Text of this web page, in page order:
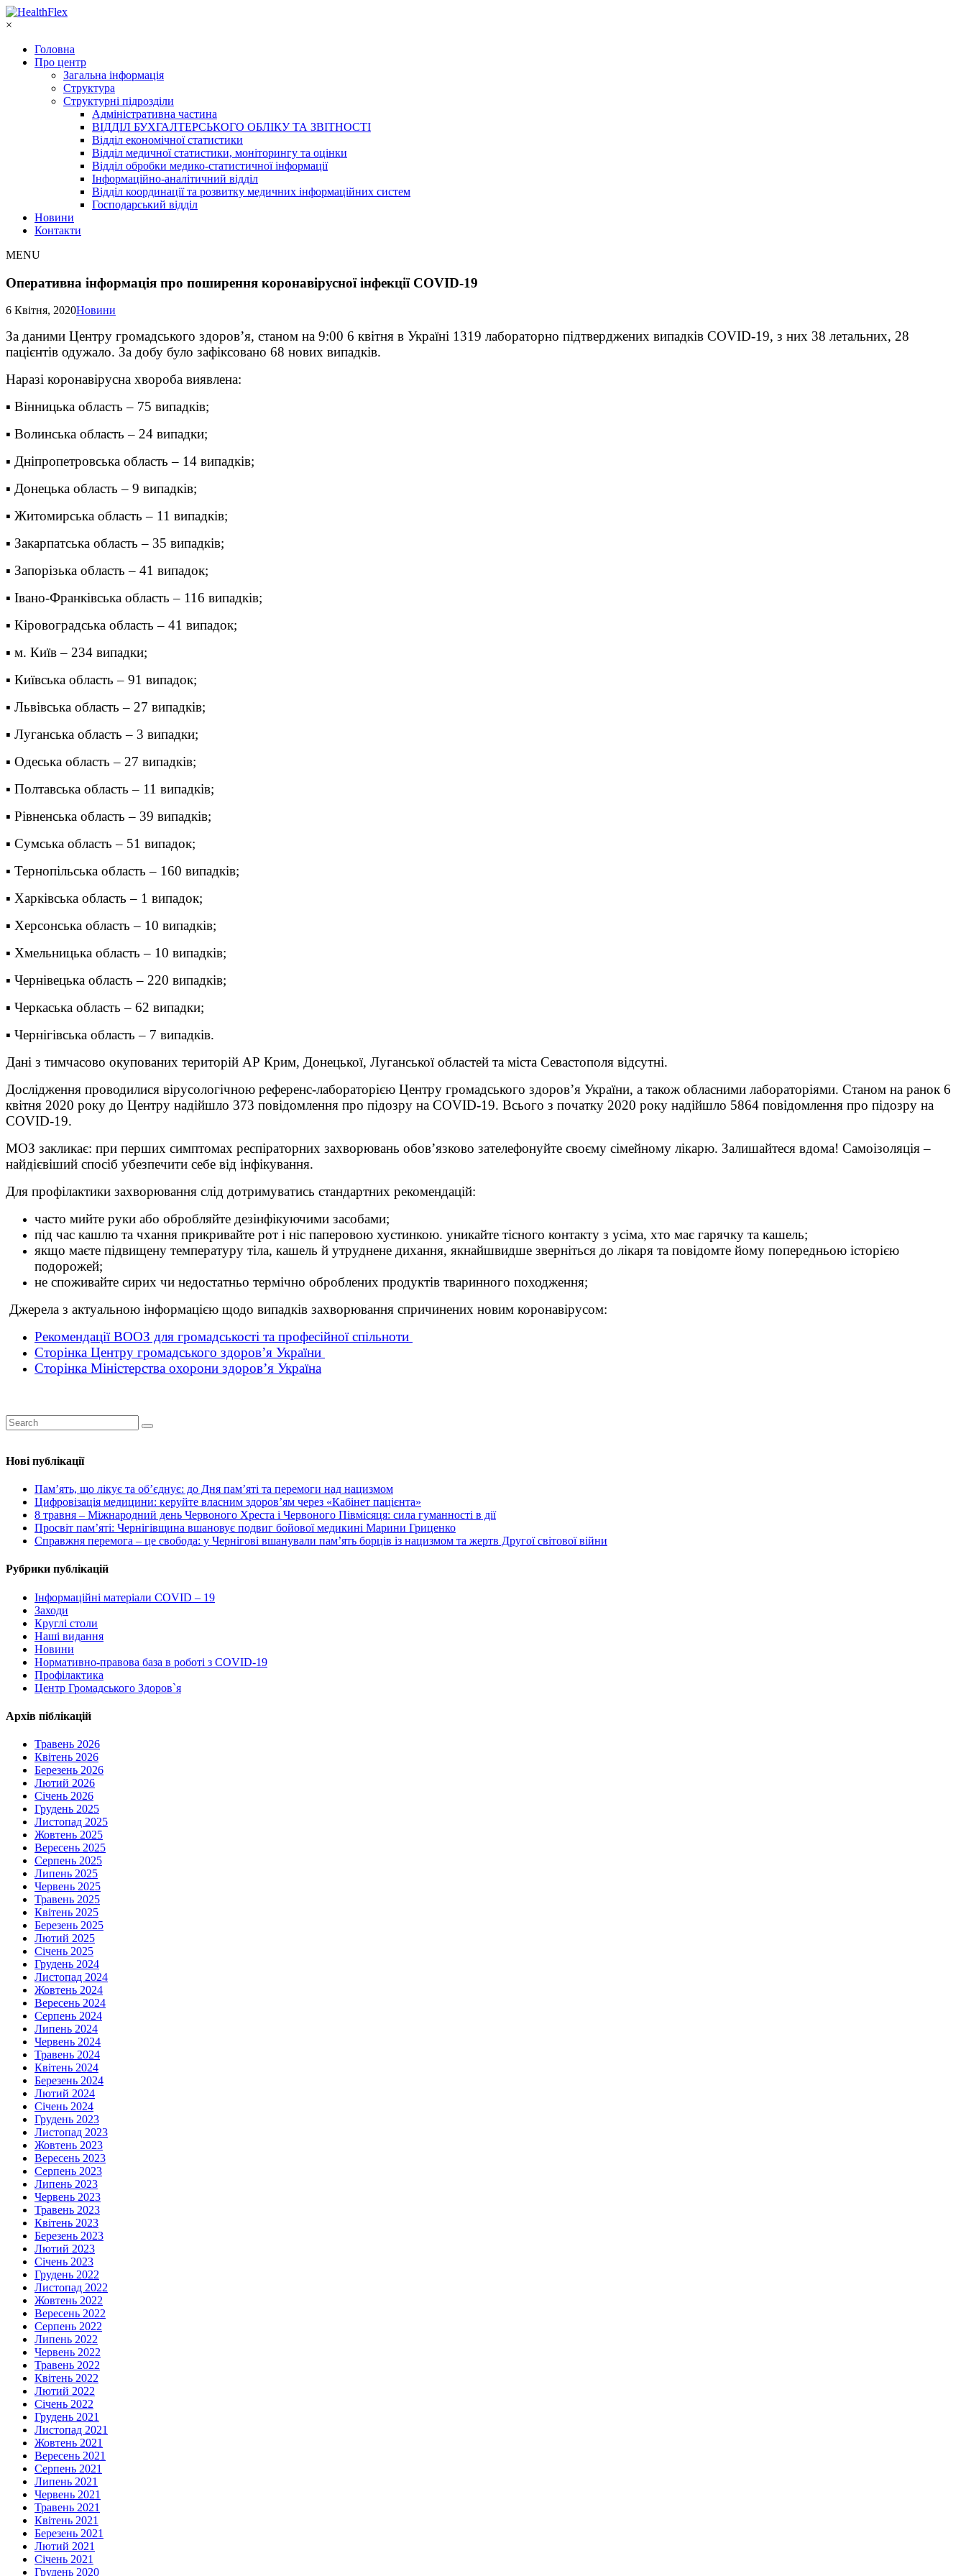
×
Головна
Про центр
Загальна інформація
Структура
Структурні підрозділи
Адміністративна частина
ВІДДІЛ БУХГАЛТЕРСЬКОГО ОБЛІКУ ТА ЗВІТНОСТІ
Відділ економічної статистики
Відділ медичної статистики, моніторингу та оцінки
Відділ обробки медико-статистичної інформації
Інформаційно-аналітичний відділ
Відділ координації та розвитку медичних інформаційних систем
Господарський відділ
Новини
Контакти
MENU
Оперативна інформація про поширення коронавірусної інфекції COVID-19
6 Квітня, 2020Новини
За даними Центру громадського здоров’я, станом на 9:00 6 квітня в Україні 1319 лабораторно підтверджених випадків COVID-19, з них 38 летальних, 28
пацієнтів одужало. За добу було зафіксовано 68 нових випадків.
Наразі коронавірусна хвороба виявлена:
▪ Вінницька область – 75 випадків;
▪ Волинська область – 24 випадки;
▪ Дніпропетровська область – 14 випадків;
▪ Донецька область – 9 випадків;
▪ Житомирська область – 11 випадків;
▪ Закарпатська область – 35 випадків;
▪ Запорізька область – 41 випадок;
▪ Івано-Франківська область – 116 випадків;
▪ Кіровоградська область – 41 випадок;
▪ м. Київ – 234 випадки;
▪ Київська область – 91 випадок;
▪ Львівська область – 27 випадків;
▪ Луганська область – 3 випадки;
▪ Одеська область – 27 випадків;
▪ Полтавська область – 11 випадків;
▪ Рівненська область – 39 випадків;
▪ Сумська область – 51 випадок;
▪ Тернопільська область – 160 випадків;
▪ Харківська область – 1 випадок;
▪ Херсонська область – 10 випадків;
▪ Хмельницька область – 10 випадків;
▪ Чернівецька область – 220 випадків;
▪ Черкаська область – 62 випадки;
▪ Чернігівська область – 7 випадків.
Дані з тимчасово окупованих територій АР Крим, Донецької, Луганської областей та міста Севастополя відсутні.
Дослідження проводилися вірусологічною референс-лабораторією Центру громадського здоров’я України, а також обласними лабораторіями. Станом на ранок 6
квітня 2020 року до Центру надійшло 373 повідомлення про підозру на COVID-19. Всього з початку 2020 року надійшло 5864 повідомлення про підозру на
COVID-19.
МОЗ закликає: при перших симптомах респіраторних захворювань обов’язково зателефонуйте своєму сімейному лікарю. Залишайтеся вдома! Самоізоляція –
найдієвіший спосіб убезпечити себе від інфікування.
Для профілактики захворювання слід дотримуватись стандартних рекомендацій:
часто мийте руки або обробляйте дезінфікуючими засобами;
під час кашлю та чхання прикривайте рот і ніс паперовою хустинкою. уникайте тісного контакту з усіма, хто має гарячку та кашель;
якщо маєте підвищену температуру тіла, кашель й утруднене дихання, якнайшвидше зверніться до лікаря та повідомте йому попередньою історією
подорожей;
не споживайте сирих чи недостатньо термічно оброблених продуктів тваринного походження;
Джерела з актуальною інформацією щодо випадків захворювання спричинених новим коронавірусом:
Рекомендації ВООЗ для громадськості та професійної спільноти
Сторінка Центру громадського здоров’я України
Сторінка Міністерства охорони здоров’я Україна
Нові публікації
Пам’ять, що лікує та об’єднує: до Дня пам’яті та перемоги над нацизмом
Цифровізація медицини: керуйте власним здоров’ям через «Кабінет пацієнта»
8 травня – Міжнародний день Червоного Хреста і Червоного Півмісяця: сила гуманності в дії
Просвіт пам’яті: Чернігівщина вшановує подвиг бойової медикині Марини Гриценко
Справжня перемога – це свобода: у Чернігові вшанували пам’ять борців із нацизмом та жертв Другої світової війни
Рубрики публікацій
Інформаційні матеріали COVID – 19
Заходи
Круглі столи
Наші видання
Новини
Нормативно-правова база в роботі з COVID-19
Профілактика
Центр Громадського Здоров`я
Архів піблікацій
Травень 2026
Квітень 2026
Березень 2026
Лютий 2026
Січень 2026
Грудень 2025
Листопад 2025
Жовтень 2025
Вересень 2025
Серпень 2025
Липень 2025
Червень 2025
Травень 2025
Квітень 2025
Березень 2025
Лютий 2025
Січень 2025
Грудень 2024
Листопад 2024
Жовтень 2024
Вересень 2024
Серпень 2024
Липень 2024
Червень 2024
Травень 2024
Квітень 2024
Березень 2024
Лютий 2024
Січень 2024
Грудень 2023
Листопад 2023
Жовтень 2023
Вересень 2023
Серпень 2023
Липень 2023
Червень 2023
Травень 2023
Квітень 2023
Березень 2023
Лютий 2023
Січень 2023
Грудень 2022
Листопад 2022
Жовтень 2022
Вересень 2022
Серпень 2022
Липень 2022
Червень 2022
Травень 2022
Квітень 2022
Лютий 2022
Січень 2022
Грудень 2021
Листопад 2021
Жовтень 2021
Вересень 2021
Серпень 2021
Липень 2021
Червень 2021
Травень 2021
Квітень 2021
Березень 2021
Лютий 2021
Січень 2021
Грудень 2020